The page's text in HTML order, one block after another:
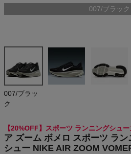
ューズ ランシ
ュー NIKE AI
R ZOOM VO
MERO 18
On
NIKE
007/ブラック
007/ブラッ
ク
【20%OFF】スポーツ ランニングシュ
ア ズーム ボメロ スポーツ ラ
シュー NIKE AIR ZOOM